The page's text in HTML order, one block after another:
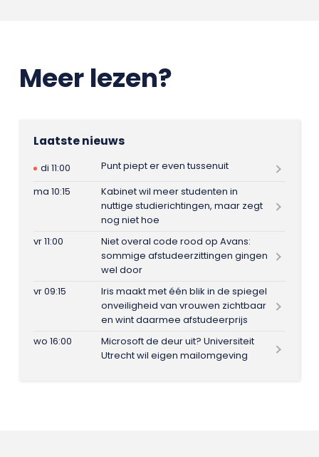
Meer lezen?
Laatste nieuws
di 11:00
Punt piept er even tussenuit
ma 10:15
Kabinet wil meer studenten in
nuttige studierichtingen, maar zegt
nog niet hoe
vr 11:00
Niet overal code rood op Avans:
sommige afstudeerzittingen gingen
wel door
vr 09:15
Iris maakt met één blik in de spiegel
onveiligheid van vrouwen zichtbaar
en wint daarmee afstudeerprijs
wo 16:00
Microsoft de deur uit? Universiteit
Utrecht wil eigen mailomgeving